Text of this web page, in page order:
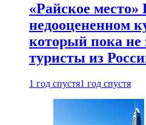
«Райское место»
недооцененном
который пока не
туристы из
1 год спустя1 год спустя